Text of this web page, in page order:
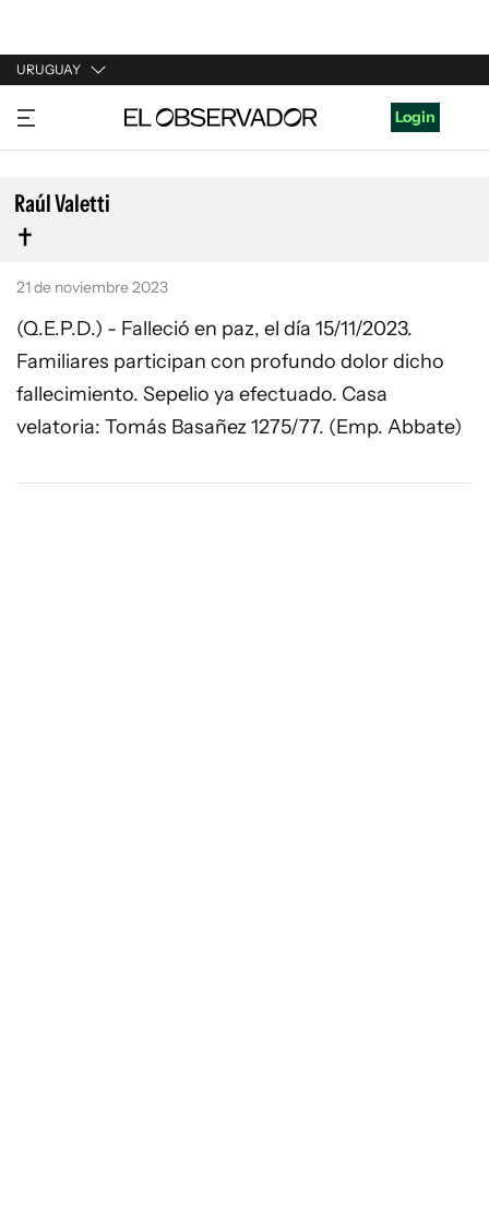
URUGUAY
URUGUAY
ARGENTINA
ESPAÑA
ESTADOS UNIDOS
Login
Raúl Valetti
21 de noviembre 2023
(Q.E.P.D.) - Falleció en paz, el día 15/11/2023.
Familiares participan con profundo dolor dicho
fallecimiento. Sepelio ya efectuado. Casa
velatoria: Tomás Basañez 1275/77. (Emp. Abbate)